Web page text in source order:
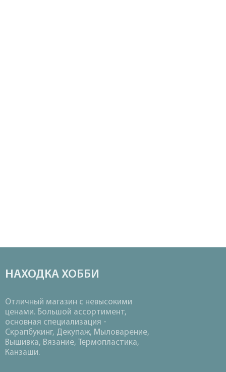
НАХОДКА ХОББИ
Отличный магазин с невысокими
ценами. Большой ассортимент,
основная специализация -
Скрапбукинг, Декупаж, Мыловарение,
Вышивка, Вязание, Термопластика,
Канзаши.